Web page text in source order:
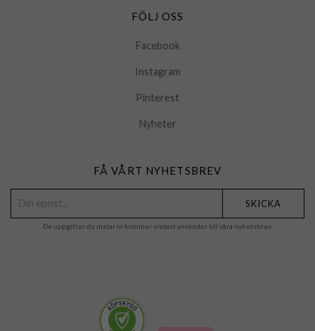
FÖLJ OSS
Facebook
Instagram
Pinterest
Nyheter
FÅ VÅRT NYHETSBREV
SKICKA
De uppgifter du matar in kommer endast användas till våra nyhetsbrev.